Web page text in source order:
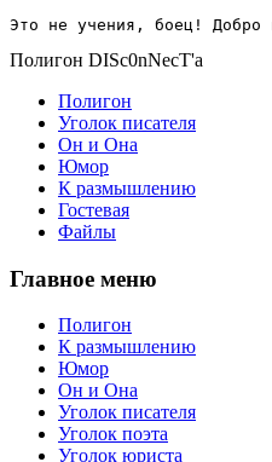
Это не учения, боец! Добро
Полигон DISc0nNecT'a
Полигон
Уголок писателя
Он и Она
Юмор
К размышлению
Гостевая
Файлы
Главное меню
Полигон
К размышлению
Юмор
Он и Она
Уголок писателя
Уголок поэта
Уголок юриста